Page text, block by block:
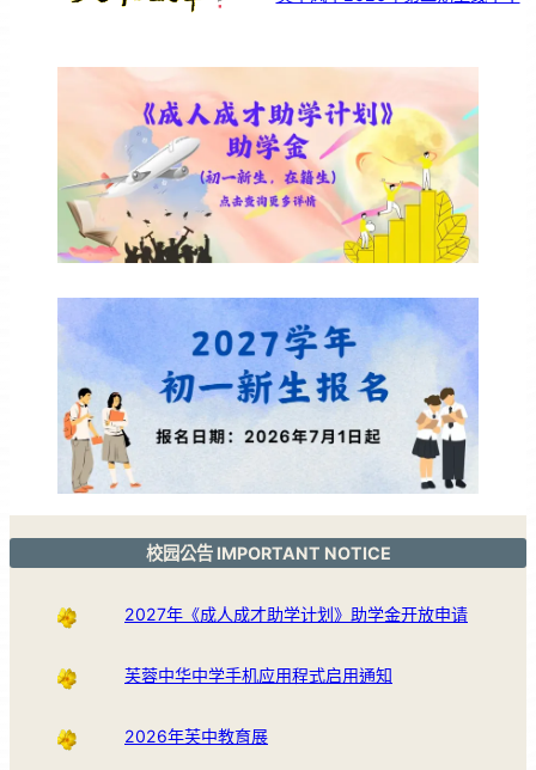
校园公告 IMPORTANT NOTICE
2027年《成人成才助学计划》助学金开放申请
芙蓉中华中学手机应用程式启用通知
2026年芙中教育展